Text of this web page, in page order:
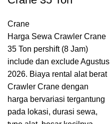
Crane
Harga Sewa Crawler Crane
35 Ton pershift (8 Jam)
include dan exclude Agustus
2026. Biaya rental alat berat
Crawler Crane dengan
harga bervariasi tergantung
pada lokasi, durasi sewa,